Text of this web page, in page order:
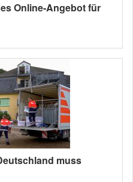
Online-Angebot für
muss